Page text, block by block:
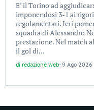
E’ il Torino ad
imponendosi 3-1 ai
regolamentari. Ieri
squadra di Alessandro
prestazione. Nel match
il gol di...
di redazione web-9 Ago 2026